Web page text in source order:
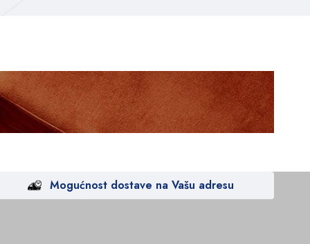
Mogućnost dostave na Vašu adresu